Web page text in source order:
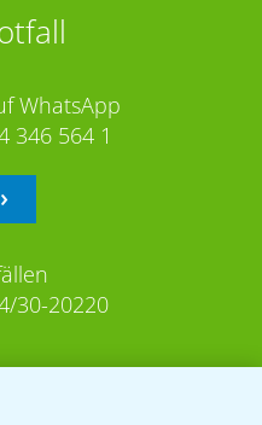
WhatsApp
346 564 1
30-20220